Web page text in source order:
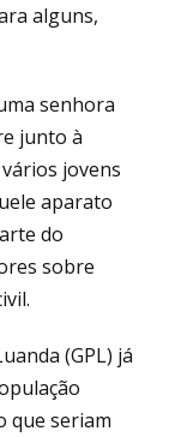
alguns,
senhora
junto à
jovens
aparato
do
sobre
(GPL) já
que seriam